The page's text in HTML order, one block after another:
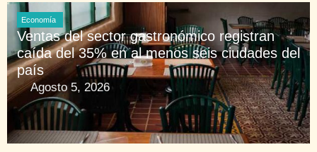
Economía
Ventas del sector gastronómico registran
caída del 35% en al menos seis ciudades del
país
Agosto 5, 2026